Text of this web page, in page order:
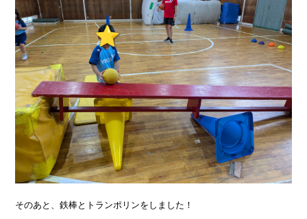
そのあと、鉄棒とトランポリンをしました！